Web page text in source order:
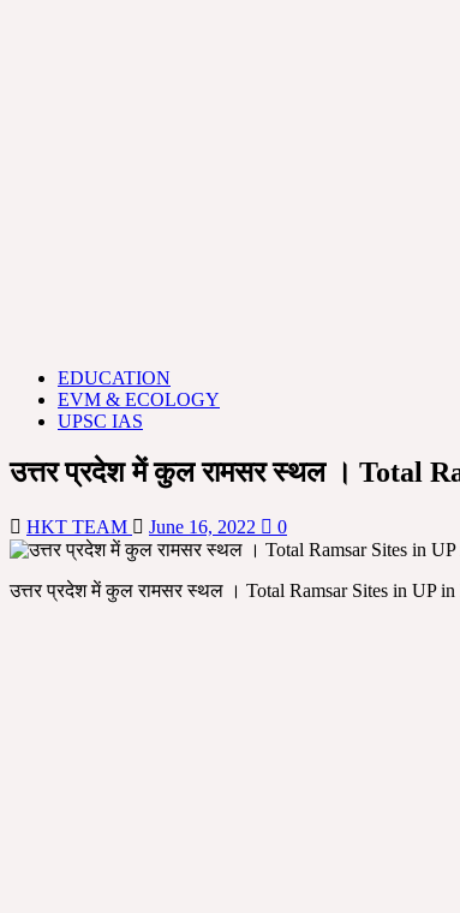
EDUCATION
EVM & ECOLOGY
UPSC IAS
उत्तर प्रदेश में कुल रामसर स्थल । Total
HKT TEAM June 16, 2022 0
उत्तर प्रदेश में कुल रामसर स्थल । Total Ramsar Sites in UP